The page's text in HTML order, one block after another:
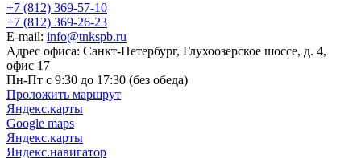
+7 (812) 369-57-10
+7 (812) 369-26-23
E-mail: info@tnkspb.ru
Адрес офиса: Санкт-Петербург, Глухоозерское шоссе, д. 4,
офис 17
Пн-Пт с 9:30 до 17:30 (без обеда)
Проложить маршрут
Яндекс.карты
Google maps
Яндекс.карты
Яндекс.навигатор